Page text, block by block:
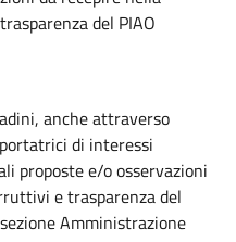
del PIAO
anche attraverso
di interessi
proposte e/o osservazioni
e trasparenza del
Amministrazione